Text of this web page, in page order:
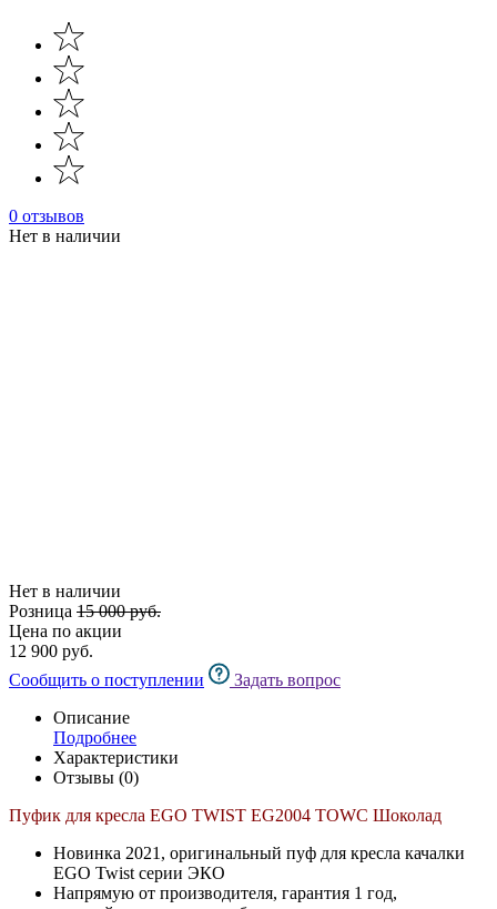
0 отзывов
Нет в наличии
Нет в наличии
Розница 15 000 руб.
Цена по акции
12 900 руб.
Сообщить о поступлении
Задать вопрос
Описание
Подробнее
Характеристики
Отзывы (0)
Пуфик для кресла EGO TWIST EG2004 TOWC Шоколад
Новинка 2021, оригинальный пуф для кресла качалки
EGO Twist серии ЭКО
Напрямую от производителя, гарантия 1 год,